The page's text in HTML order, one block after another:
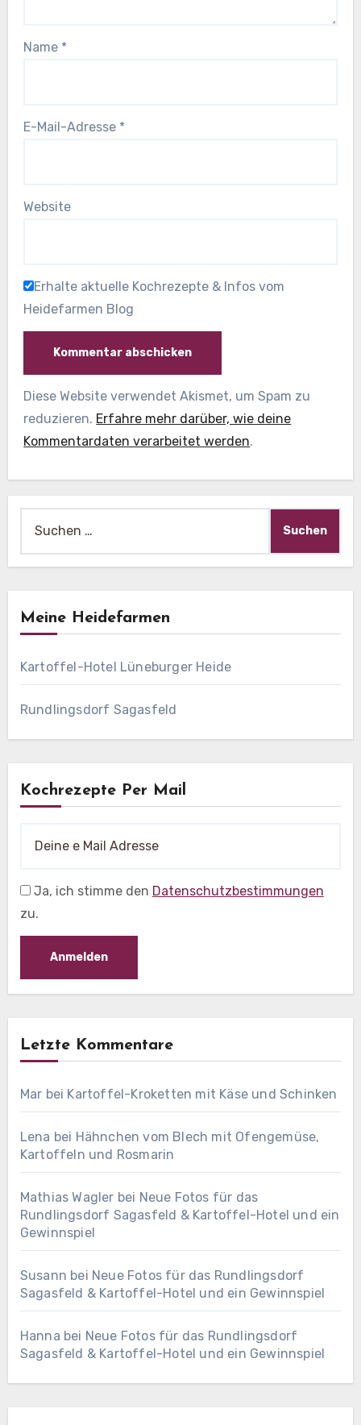
Name *
E-Mail-Adresse *
Website
Erhalte aktuelle Kochrezepte & Infos vom
Heidefarmen Blog
Diese Website verwendet Akismet, um Spam zu
reduzieren. Erfahre mehr darüber, wie deine
Kommentardaten verarbeitet werden.
nach:
Meine Heidefarmen
Kartoffel-Hotel Lüneburger Heide
Rundlingsdorf Sagasfeld
Kochrezepte Per Mail
Ja, ich stimme den Datenschutzbestimmungen
zu.
Letzte Kommentare
Mar bei Kartoffel-Kroketten mit Käse und Schinken
Lena bei Hähnchen vom Blech mit Ofengemüse,
Kartoffeln und Rosmarin
Mathias Wagler bei Neue Fotos für das
Rundlingsdorf Sagasfeld & Kartoffel-Hotel und ein
Gewinnspiel
Susann bei Neue Fotos für das Rundlingsdorf
Sagasfeld & Kartoffel-Hotel und ein Gewinnspiel
Hanna bei Neue Fotos für das Rundlingsdorf
Sagasfeld & Kartoffel-Hotel und ein Gewinnspiel